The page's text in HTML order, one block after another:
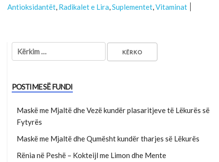
Antioksidantët, Radikalet e Lira,Suplementet,Vitaminat
Kërko për:
POSTIME SË FUNDI
Maskë me Mjaltë dhe Vezë kundër plasaritjeve të Lëkurës së
Fytyrës
Maskë me Mjaltë dhe Qumësht kundër tharjes së Lëkurës
Rënia në Peshë – Kokteijl me Limon dhe Mente